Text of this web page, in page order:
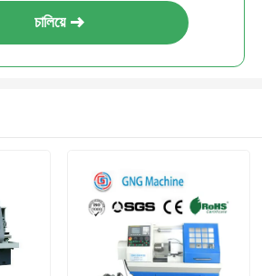
চালিয়ে